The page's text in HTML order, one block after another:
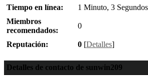
Tiempo en línea:
1 Minuto, 3 Segundos
Miembros
recomendados:
0
Reputación: 0 [Detalles]
Detalles de contacto de sunwin209